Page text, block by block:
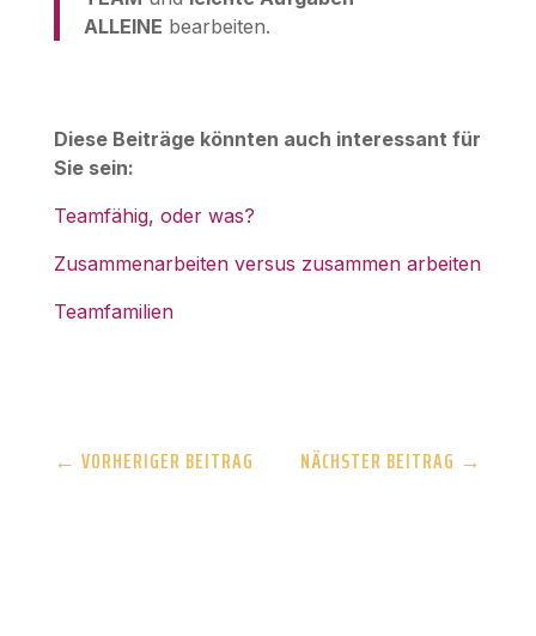
ALLEINE bearbeiten.
Diese Beiträge könnten auch interessant für
Sie sein:
Teamfähig, oder was?
Zusammenarbeiten versus zusammen arbeiten
Teamfamilien
← VORHERIGER BEITRAG NÄCHSTER BEITRAG →